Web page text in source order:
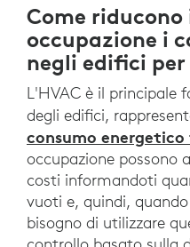
Come riducono
occupazione i
negli edifici
L'HVAC è il principale
degli edifici,
consumo
occupazione possono
costi informandoti
vuoti e, quindi,
bisogno di utilizzare